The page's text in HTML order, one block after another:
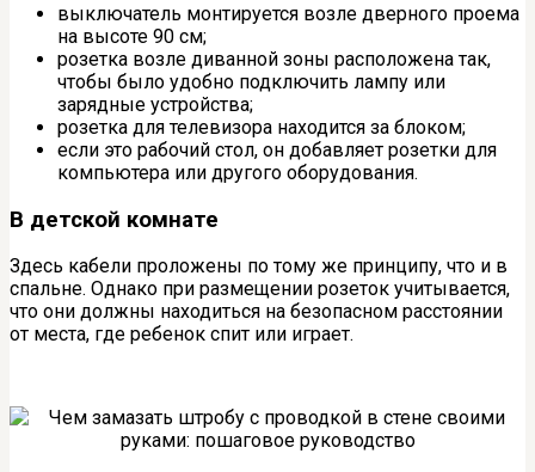
выключатель монтируется возле дверного проема
на высоте 90 см;
розетка возле диванной зоны расположена так,
чтобы было удобно подключить лампу или
зарядные устройства;
розетка для телевизора находится за блоком;
если это рабочий стол, он добавляет розетки для
компьютера или другого оборудования.
В детской комнате
Здесь кабели проложены по тому же принципу, что и в
спальне. Однако при размещении розеток учитывается,
что они должны находиться на безопасном расстоянии
от места, где ребенок спит или играет.